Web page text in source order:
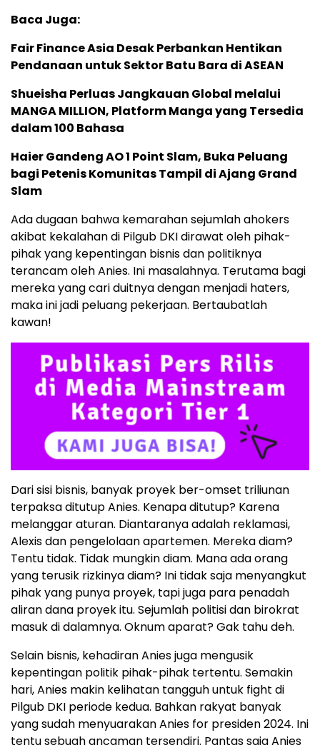
Baca Juga:
Fair Finance Asia Desak Perbankan Hentikan
Pendanaan untuk Sektor Batu Bara di ASEAN
Shueisha Perluas Jangkauan Global melalui
MANGA MILLION, Platform Manga yang Tersedia
dalam 100 Bahasa
Haier Gandeng AO 1 Point Slam, Buka Peluang
bagi Petenis Komunitas Tampil di Ajang Grand
Slam
Ada dugaan bahwa kemarahan sejumlah ahokers
akibat kekalahan di Pilgub DKI dirawat oleh pihak-
pihak yang kepentingan bisnis dan politiknya
terancam oleh Anies. Ini masalahnya. Terutama bagi
mereka yang cari duitnya dengan menjadi haters,
maka ini jadi peluang pekerjaan. Bertaubatlah
kawan!
Dari sisi bisnis, banyak proyek ber-omset triliunan
terpaksa ditutup Anies. Kenapa ditutup? Karena
melanggar aturan. Diantaranya adalah reklamasi,
Alexis dan pengelolaan apartemen. Mereka diam?
Tentu tidak. Tidak mungkin diam. Mana ada orang
yang terusik rizkinya diam? Ini tidak saja menyangkut
pihak yang punya proyek, tapi juga para penadah
aliran dana proyek itu. Sejumlah politisi dan birokrat
masuk di dalamnya. Oknum aparat? Gak tahu deh.
Selain bisnis, kehadiran Anies juga mengusik
kepentingan politik pihak-pihak tertentu. Semakin
hari, Anies makin kelihatan tangguh untuk fight di
Pilgub DKI periode kedua. Bahkan rakyat banyak
yang sudah menyuarakan Anies for presiden 2024. Ini
tentu sebuah ancaman tersendiri. Pantas saja Anies